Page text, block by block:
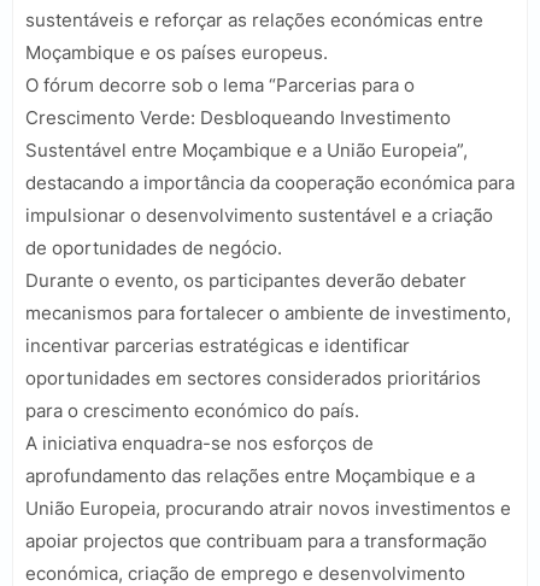
sustentáveis e reforçar as relações económicas entre
Moçambique e os países europeus.
O fórum decorre sob o lema “Parcerias para o
Crescimento Verde: Desbloqueando Investimento
Sustentável entre Moçambique e a União Europeia”,
destacando a importância da cooperação económica para
impulsionar o desenvolvimento sustentável e a criação
de oportunidades de negócio.
Durante o evento, os participantes deverão debater
mecanismos para fortalecer o ambiente de investimento,
incentivar parcerias estratégicas e identificar
oportunidades em sectores considerados prioritários
para o crescimento económico do país.
A iniciativa enquadra-se nos esforços de
aprofundamento das relações entre Moçambique e a
União Europeia, procurando atrair novos investimentos e
apoiar projectos que contribuam para a transformação
económica, criação de emprego e desenvolvimento